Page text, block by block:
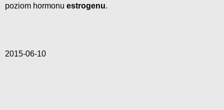
poziom hormonu estrogenu.
2015-06-10